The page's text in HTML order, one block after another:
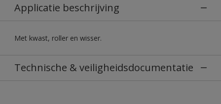
Applicatie beschrijving
Met kwast, roller en wisser.
Technische & veiligheidsdocumentatie